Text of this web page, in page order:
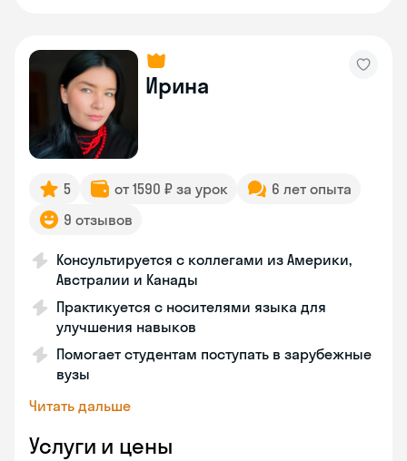
Ирина
5 от 1590 ₽ за урок
6 лет опыта
9 отзывов
Консультируется с коллегами из Америки,
Австралии и Канады
Практикуется с носителями языка для
улучшения навыков
Помогает студентам поступать в зарубежные
вузы
Читать дальше
Услуги и цены